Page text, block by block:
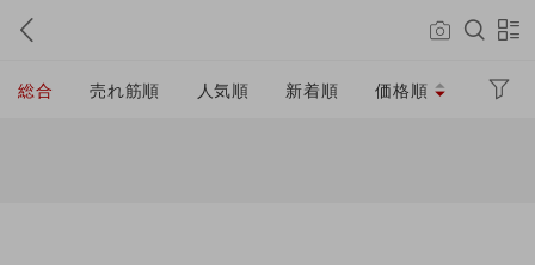
総合 売れ筋順 人気順 新着順 価格順